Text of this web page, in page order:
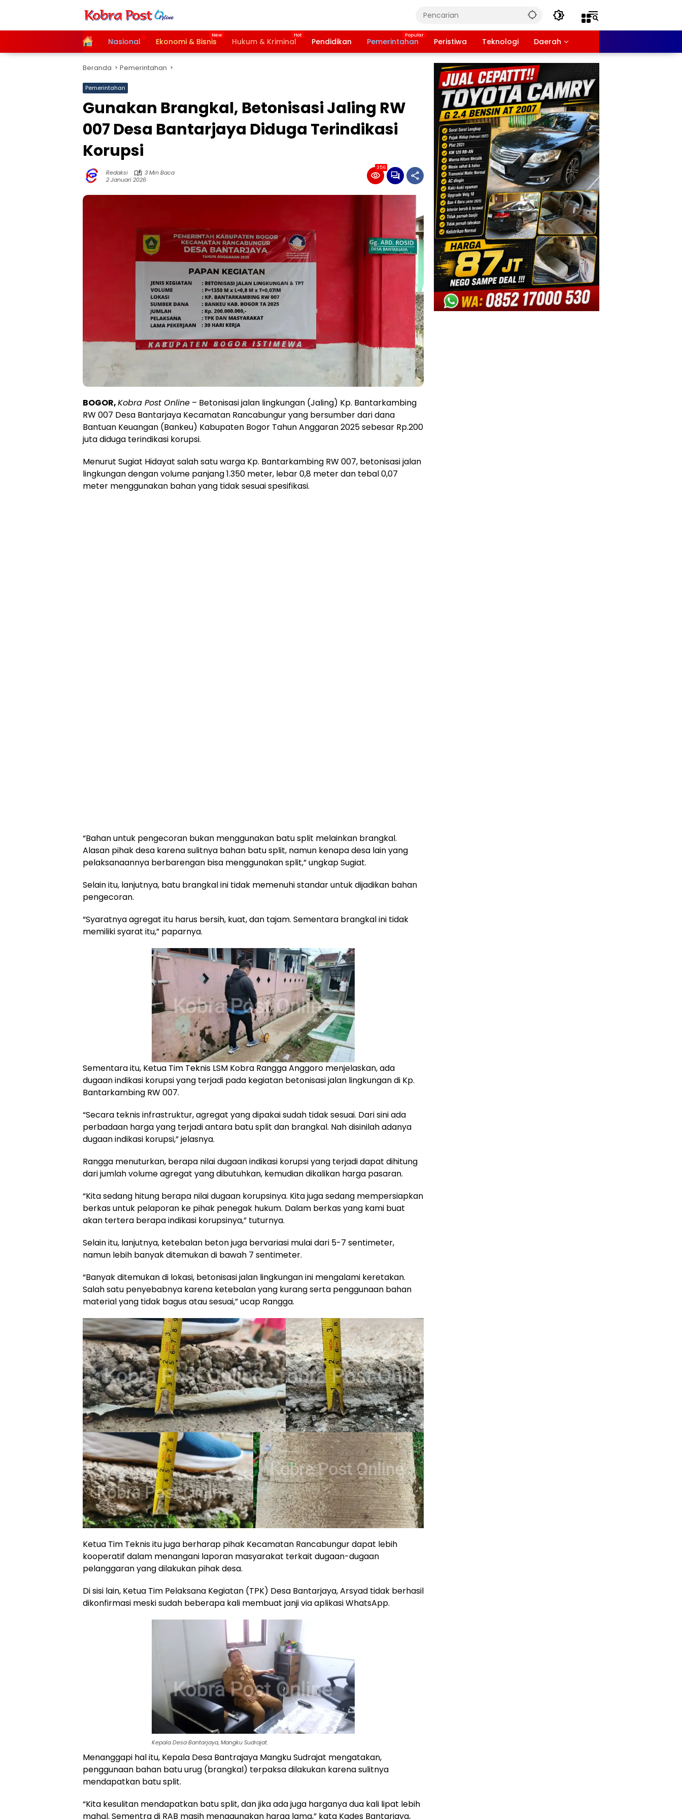
HomeNasional Ekonomi & Bisnis Hukum & Kriminal Pendidikan Pemerintahan Peristiwa Teknologi Daerah
Beranda Pemerintahan
Pemerintahan
Gunakan Brangkal, Betonisasi Jaling RW
007 Desa Bantarjaya Diduga Terindikasi
Korupsi
Redaksi
3 Min Baca
2 Januari 2026
356
BOGOR,Kobra Post Online – Betonisasi jalan lingkungan (Jaling) Kp. Bantarkambing
RW 007 Desa Bantarjaya Kecamatan Rancabungur yang bersumber dari dana
Bantuan Keuangan (Bankeu) Kabupaten Bogor Tahun Anggaran 2025 sebesar Rp.200
juta diduga terindikasi korupsi.
Menurut Sugiat Hidayat salah satu warga Kp. Bantarkambing RW 007, betonisasi jalan
lingkungan dengan volume panjang 1.350 meter, lebar 0,8 meter dan tebal 0,07
meter menggunakan bahan yang tidak sesuai spesifikasi.
“Bahan untuk pengecoran bukan menggunakan batu split melainkan brangkal.
Alasan pihak desa karena sulitnya bahan batu split, namun kenapa desa lain yang
pelaksanaannya berbarengan bisa menggunakan split,” ungkap Sugiat.
Selain itu, lanjutnya, batu brangkal ini tidak memenuhi standar untuk dijadikan bahan
pengecoran.
“Syaratnya agregat itu harus bersih, kuat, dan tajam. Sementara brangkal ini tidak
memiliki syarat itu,” paparnya.
Sementara itu, Ketua Tim Teknis LSM Kobra Rangga Anggoro menjelaskan, ada
dugaan indikasi korupsi yang terjadi pada kegiatan betonisasi jalan lingkungan di Kp.
Bantarkambing RW 007.
“Secara teknis infrastruktur, agregat yang dipakai sudah tidak sesuai. Dari sini ada
perbadaan harga yang terjadi antara batu split dan brangkal. Nah disinilah adanya
dugaan indikasi korupsi,” jelasnya.
Rangga menuturkan, berapa nilai dugaan indikasi korupsi yang terjadi dapat dihitung
dari jumlah volume agregat yang dibutuhkan, kemudian dikalikan harga pasaran.
“Kita sedang hitung berapa nilai dugaan korupsinya. Kita juga sedang mempersiapkan
berkas untuk pelaporan ke pihak penegak hukum. Dalam berkas yang kami buat
akan tertera berapa indikasi korupsinya,” tuturnya.
Selain itu, lanjutnya, ketebalan beton juga bervariasi mulai dari 5-7 sentimeter,
namun lebih banyak ditemukan di bawah 7 sentimeter.
“Banyak ditemukan di lokasi, betonisasi jalan lingkungan ini mengalami keretakan.
Salah satu penyebabnya karena ketebalan yang kurang serta penggunaan bahan
material yang tidak bagus atau sesuai,” ucap Rangga.
Ketua Tim Teknis itu juga berharap pihak Kecamatan Rancabungur dapat lebih
kooperatif dalam menangani laporan masyarakat terkait dugaan-dugaan
pelanggaran yang dilakukan pihak desa.
Di sisi lain, Ketua Tim Pelaksana Kegiatan (TPK) Desa Bantarjaya, Arsyad tidak berhasil
dikonfirmasi meski sudah beberapa kali membuat janji via aplikasi WhatsApp.
Kepala Desa Bantarjaya, Mangku Sudrajat.
Menanggapi hal itu, Kepala Desa Bantrajaya Mangku Sudrajat mengatakan,
penggunaan bahan batu urug (brangkal) terpaksa dilakukan karena sulitnya
mendapatkan batu split.
“Kita kesulitan mendapatkan batu split, dan jika ada juga harganya dua kali lipat lebih
mahal. Sementra di RAB masih menggunakan harga lama,” kata Kades Bantarjaya,